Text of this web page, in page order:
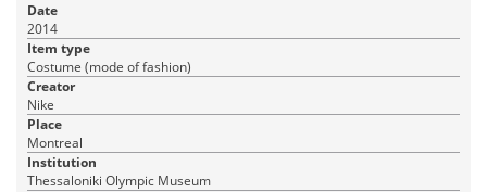
Date
2014
Item type
Costume (mode of fashion)
Creator
Nike
Place
Montreal
Institution
Thessaloniki Olympic Museum